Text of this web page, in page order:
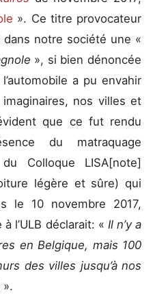
». Ce titre provocateur
notre société une «
», si bien dénoncée
a pu envahir
nos villes et
que ce fut rendu
du matraquage
Colloque LISA[note]
légère et sûre) qui
le 10 novembre 2017,
l’ULB déclarait: « Il n’y a
en Belgique, mais 100
des villes jusqu’à nos
».